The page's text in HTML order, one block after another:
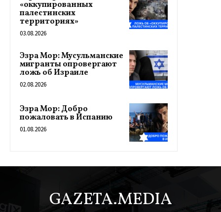
«оккупированных
палестинских
территориях»
03.08.2026
Эзра Мор: Мусульманские
мигранты опровергают
ложь об Израиле
02.08.2026
Эзра Мор: Добро
пожаловать в Испанию
01.08.2026
GAZETA.MEDIA